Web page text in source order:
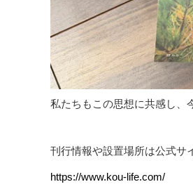
私たちもこの思想に共感し、
刊行情報や設置場所は公式サ
https://www.kou-life.com/